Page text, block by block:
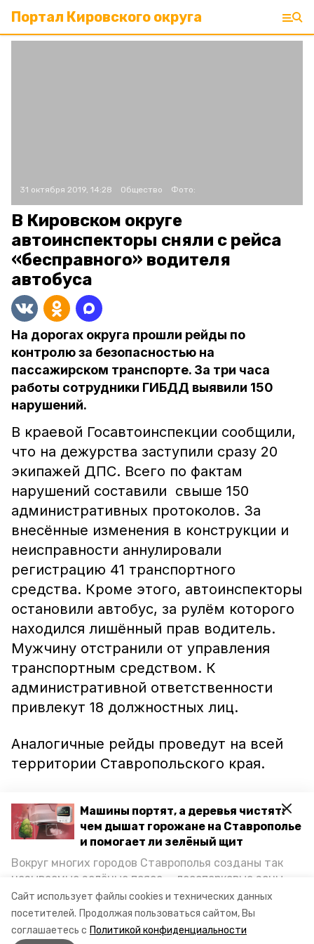
Сайт использует файлы cookies и технических данных
посетителей. Продолжая пользоваться сайтом, Вы
соглашаетесь с Политикой конфиденциальности
Машины портят, а деревья чистят:
чем дышат горожане на Ставрополье
и помогает ли зелёный щит
Вокруг многих городов Ставрополья созданы так
называемые зелёные пояса — лесопарковые зоны,
снижающие негативное воздействие выхлопных
газов на атмосферу. Справляются ли они с
постоянно растущим потоком автотранспорта и
каким воздухом дышат жители края, узнала
Портал Кировского округа
31 октября 2019, 14:28 Общество Фото:
В Кировском округе
автоинспекторы сняли с рейса
«бесправного» водителя
автобуса
На дорогах округа прошли рейды по
контролю за безопасностью на
пассажирском транспорте. За три часа
работы сотрудники ГИБДД выявили 150
нарушений.
В краевой Госавтоинспекции сообщили,
что на дежурства заступили сразу 20
экипажей ДПС. Всего по фактам
нарушений составили свыше 150
административных протоколов. За
внесённые изменения в конструкции и
неисправности аннулировали
регистрацию 41 транспортного
средства. Кроме этого, автоинспекторы
остановили автобус, за рулём которого
находился лишённый прав водитель.
Мужчину отстранили от управления
транспортным средством. К
административной ответственности
привлекут 18 должностных лиц.
Аналогичные рейды проведут на всей
территории Ставропольского края.
Ранее сообщалось, что в августе на
дорогах краяостановилисвыше 300
любителей скорости.
Видео: ГУ МВД по СК